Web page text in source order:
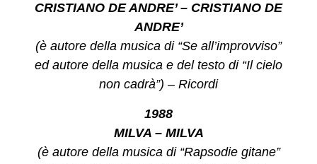
CRISTIANO DE ANDRE’ – CRISTIANO DE
ANDRE’
(è autore della musica di “Se all’improvviso”
ed autore della musica e del testo di “Il cielo
non cadrà”) – Ricordi
1988
MILVA – MILVA
(è autore della musica di “Rapsodie gitane”